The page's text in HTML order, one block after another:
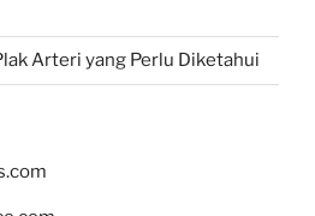
Arteri yang Perlu Diketahui